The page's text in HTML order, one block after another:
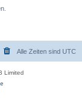
Alle Zeiten sind UTC
Limited